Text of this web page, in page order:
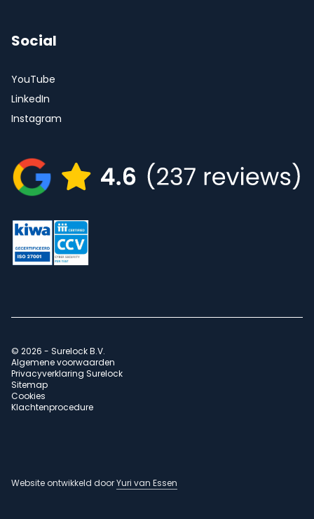
Social
YouTube
LinkedIn
Instagram
© 2026 - Surelock B.V.
Algemene voorwaarden
Privacyverklaring Surelock
Sitemap
Cookies
Klachtenprocedure
Website ontwikkeld doorYuri van Essen